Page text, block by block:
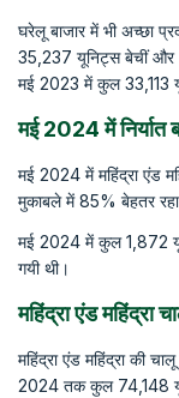
घरेलू बाजार में भी अच्छा
35,237 यूनिट्स बेचीं और
मई 2023 में कुल 33,113
मई 2024 में निर्यात
मई 2024 में महिंद्रा एंड
मुकाबले में 85% बेहतर
मई 2024 में कुल 1,872
गयी थी।
महिंद्रा एंड महिंद्रा
महिंद्रा एंड महिंद्रा की
2024 तक कुल 74,148